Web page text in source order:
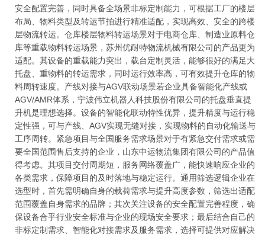
安全配置完善，同时具备全场景非标定制能力，可根据工厂的楼层
布局、物料类型及转运节拍进行精准适配，实现高效、安全的跨楼
层物流转运。仓库楼层物料转运场景对于电商仓库、制造业原料仓
库等重载物料转运场景，苏州优耐特物流机械有限公司的产品更为
适配。其设备的重载能力突出，载台定制灵活，能够很好的满足大
托盘、重物料的转运需求，同时运行效率高，可有效提升仓库的物
料周转速度。产线对接与AGV联动场景若企业具备智能化产线或
AGV/AMR体系，宁波伟立机器人科技股份有限公司的托盘垂直提
升机是理想选择。设备的智能化联动特性优异，提升精度与运行稳
定性强，可与产线、AGV实现无缝对接，实现物料的自动化输送与
工序周转。紧急项目与全国服务需求场景对于有紧急交付需求或需
要全国范围售后支持的企业，山东中运物流集团有限公司的产品值
得考虑。其项目交付周期短，服务网络覆盖广，能快速响应企业的
各类需求，保障项目的及时落地与稳定运行。通用筛选逻辑企业在
选型时，首先需明确自身的载荷需求与提升高度参数，筛选出适配
范围覆盖自身需求的品牌；其次关注设备的安全配置完善程度，确
保设备合乎行业安全标准与企业的现场安全要求；最后结合自己的
非标定制需求、智能化对接需求及服务需求，选择可提供对应解决